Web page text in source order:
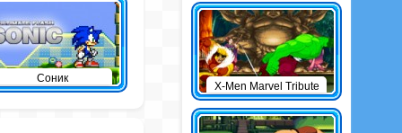
Соник
X-Men Marvel Tribute